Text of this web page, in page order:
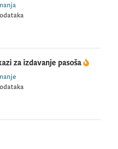
za izdavanje pasoša